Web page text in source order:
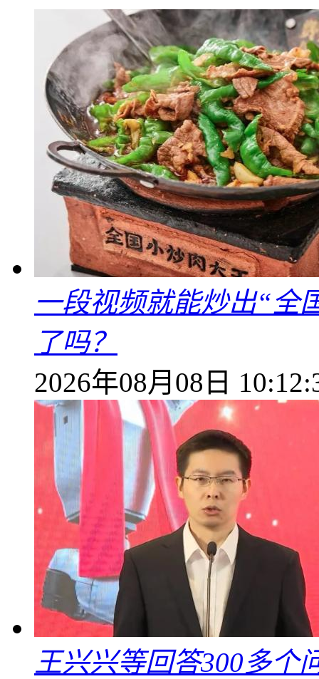
一段视频就能炒出“全
了吗？
2026年08月08日
王兴兴等回答300多个